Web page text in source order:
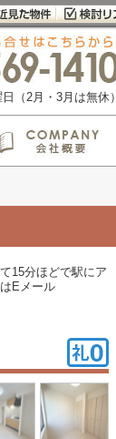
（2月・3月は無休）
15分ほどで駅にア
Eメール